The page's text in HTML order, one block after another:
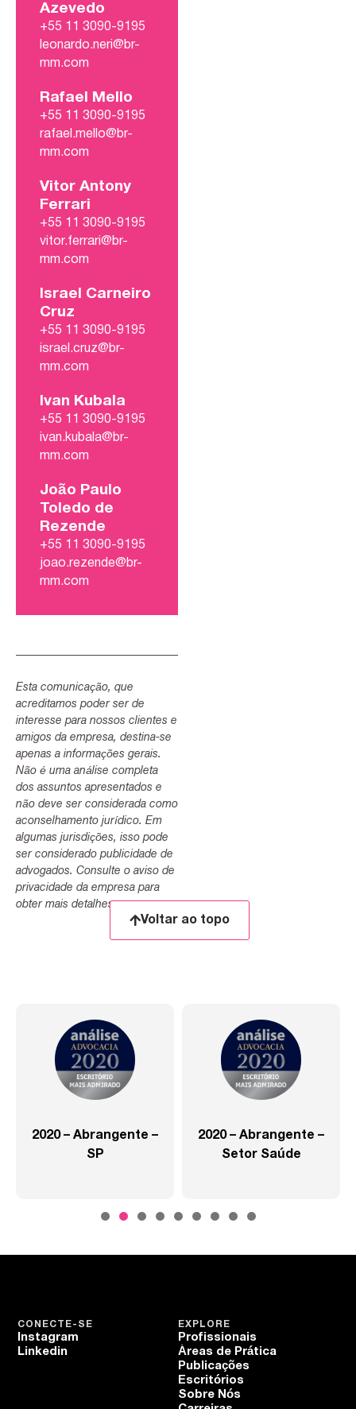
Azevedo
+55 11 3090-9195
leonardo.neri@br-
mm.com
Rafael Mello
+55 11 3090-9195
rafael.mello@br-
mm.com
Vitor Antony
Ferrari
+55 11 3090-9195
vitor.ferrari@br-
mm.com
Israel Carneiro
Cruz
+55 11 3090-9195
israel.cruz@br-
mm.com
Ivan Kubala
+55 11 3090-9195
ivan.kubala@br-
mm.com
João Paulo
Toledo de
Rezende
+55 11 3090-9195
joao.rezende@br-
mm.com
Esta comunicação, que
acreditamos poder ser de
interesse para nossos clientes e
amigos da empresa, destina-se
apenas a informações gerais.
Não é uma análise completa
dos assuntos apresentados e
não deve ser considerada como
aconselhamento jurídico. Em
algumas jurisdições, isso pode
ser considerado publicidade de
advogados. Consulte o aviso de
privacidade da empresa para
obter mais detalhes.
Voltar ao topo
2020 – Abrangente –
SP
2020 – Abrangente –
Setor Saúde
EXPLORE
Profissionais
Áreas de Prática
Publicações
Escritórios
Sobre Nós
CONECTE-SE
Instagram
Linkedin